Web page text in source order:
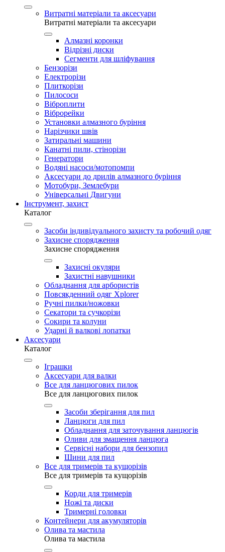
Витратні матеріали та аксесуари
Витратні матеріали та аксесуари
Алмазні коронки
Відрізні диски
Сегменти для шліфування
Бензорізи
Електрорізи
Плиткорізи
Пилососи
Віброплити
Віброрейки
Установки алмазного буріння
Нарізчики швів
Затиральні машини
Канатні пили, стінорізи
Генератори
Водяні насоси/мотопомпи
Аксесуари до дрилів алмазного буріння
Мотобури, Землебури
Універсальні Двигуни
Інструмент, захист
Каталог
Засоби індивідуального захисту та робочий одяг
Захисне спорядження
Захисне спорядження
Захисні окуляри
Захистні навушники
Обладнання для арбористів
Повсякденний одяг Xplorer
Ручні пилки/ножовки
Секатори та сучкорізи
Сокири та колуни
Ударні й валкові лопатки
Аксесуари
Каталог
Іграшки
Аксесуари для валки
Все для ланцюгових пилок
Все для ланцюгових пилок
Засоби зберігання для пил
Ланцюги для пил
Обладнання для заточування ланцюгів
Оливи для змащення ланцюга
Сервісні набори для бензопил
Шини для пил
Все для тримерів та кущорізів
Все для тримерів та кущорізів
Корди для тримерів
Ножі та диски
Тримерні головки
Контейнери для акумуляторів
Олива та мастила
Олива та мастила